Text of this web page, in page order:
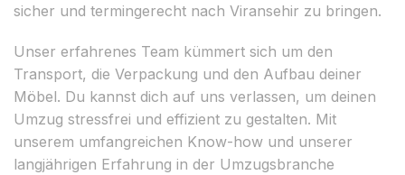
sicher und termingerecht nach Viransehir zu bringen.
Unser erfahrenes Team kümmert sich um den
Transport, die Verpackung und den Aufbau deiner
Möbel. Du kannst dich auf uns verlassen, um deinen
Umzug stressfrei und effizient zu gestalten. Mit
unserem umfangreichen Know-how und unserer
langjährigen Erfahrung in der Umzugsbranche